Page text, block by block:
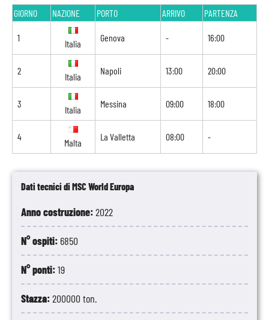
Dati tecnici di MSC World Europa
Anno costruzione:2022
N° ospiti: 6850
N° ponti:19
Stazza:200000 ton.
GIORNO NAZIONE PORTO ARRIVO PARTENZA
1
Italia
Genova - 16:00
2
Italia
Napoli 13:00 20:00
3
Italia
Messina 09:00 18:00
4
Malta
La Valletta 08:00 -